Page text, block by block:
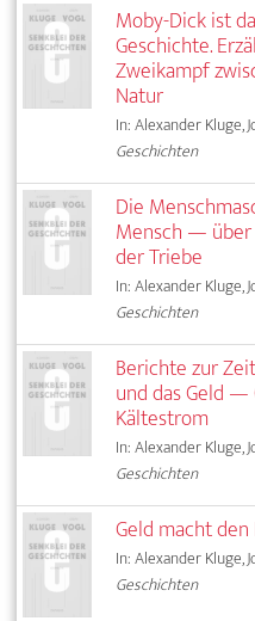
Moby-Dick ist
Geschichte.
Zweikampf
Natur
In: Alexander Kluge,
Geschichten
Die
Mensch —
der Triebe
In: Alexander Kluge,
Geschichten
Berichte zur
und das Geld
Kältestrom
In: Alexander Kluge,
Geschichten
Geld macht
In: Alexander Kluge,
Geschichten